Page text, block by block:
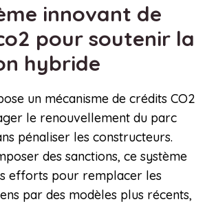
innovant de
pour soutenir la
hybride
un mécanisme de crédits CO2
le renouvellement du parc
pénaliser les constructeurs.
des sanctions, ce système
efforts pour remplacer les
par des modèles plus récents,